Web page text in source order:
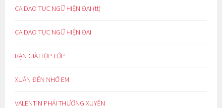
CA DAO TỤC NGỮ HIỆN ĐẠI (tt)
CA DAO TỤC NGỮ HIỆN ĐẠI
BẠN GIÀ HỌP LỚP
XUÂN ĐẾN NHỚ EM
VALENTIN PHẢI THƯỜNG XUYÊN